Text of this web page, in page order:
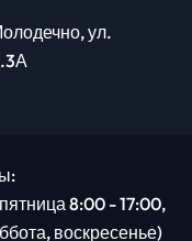
ул.
8:00 - 17:00,
воскресенье)